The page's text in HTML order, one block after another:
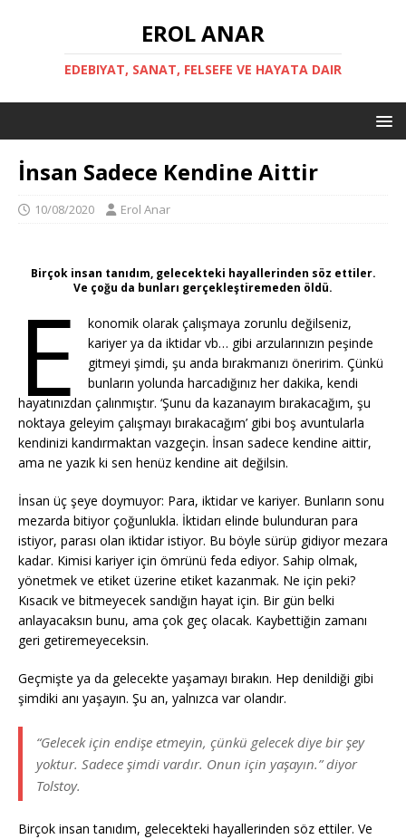
EROL ANAR
EDEBIYAT, SANAT, FELSEFE VE HAYATA DAIR
İnsan Sadece Kendine Aittir
10/08/2020 Erol Anar
Birçok insan tanıdım, gelecekteki hayallerinden söz ettiler.
Ve çoğu da bunları gerçekleştiremeden öldü.
E
konomik olarak çalışmaya zorunlu değilseniz,
kariyer ya da iktidar vb… gibi arzularınızın peşinde
gitmeyi şimdi, şu anda bırakmanızı öneririm. Çünkü
bunların yolunda harcadığınız her dakika, kendi
hayatınızdan çalınmıştır. ‘Şunu da kazanayım bırakacağım, şu
noktaya geleyim çalışmayı bırakacağım’ gibi boş avuntularla
kendinizi kandırmaktan vazgeçin. İnsan sadece kendine aittir,
ama ne yazık ki sen henüz kendine ait değilsin.
İnsan üç şeye doymuyor: Para, iktidar ve kariyer. Bunların sonu
mezarda bitiyor çoğunlukla. İktidarı elinde bulunduran para
istiyor, parası olan iktidar istiyor. Bu böyle sürüp gidiyor mezara
kadar. Kimisi kariyer için ömrünü feda ediyor. Sahip olmak,
yönetmek ve etiket üzerine etiket kazanmak. Ne için peki?
Kısacık ve bitmeyecek sandığın hayat için. Bir gün belki
anlayacaksın bunu, ama çok geç olacak. Kaybettiğin zamanı
geri getiremeyeceksin.
Geçmişte ya da gelecekte yaşamayı bırakın. Hep denildiği gibi
şimdiki anı yaşayın. Şu an, yalnızca var olandır.
“Gelecek için endişe etmeyin, çünkü gelecek diye bir şey
yoktur. Sadece şimdi vardır. Onun için yaşayın.” diyor
Tolstoy.
Birçok insan tanıdım, gelecekteki hayallerinden söz ettiler. Ve